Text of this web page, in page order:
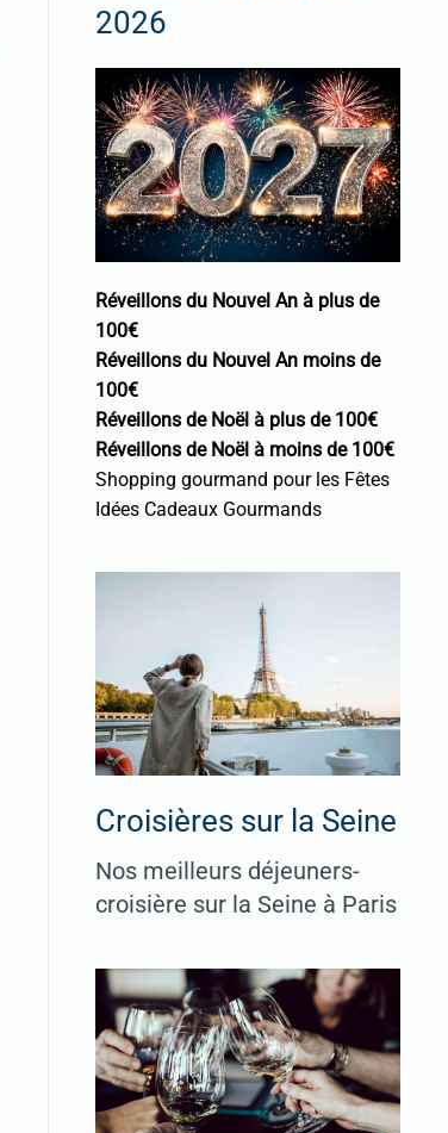
2026
Réveillons du Nouvel An à plus de
100€
Réveillons du Nouvel An moins de
100€
Réveillons de Noël à plus de 100€
Réveillons de Noël à moins de 100€
Shopping gourmand pour les Fêtes
Idées Cadeaux Gourmands
Croisières sur la Seine
Nos meilleurs déjeuners-
croisière sur la Seine à Paris